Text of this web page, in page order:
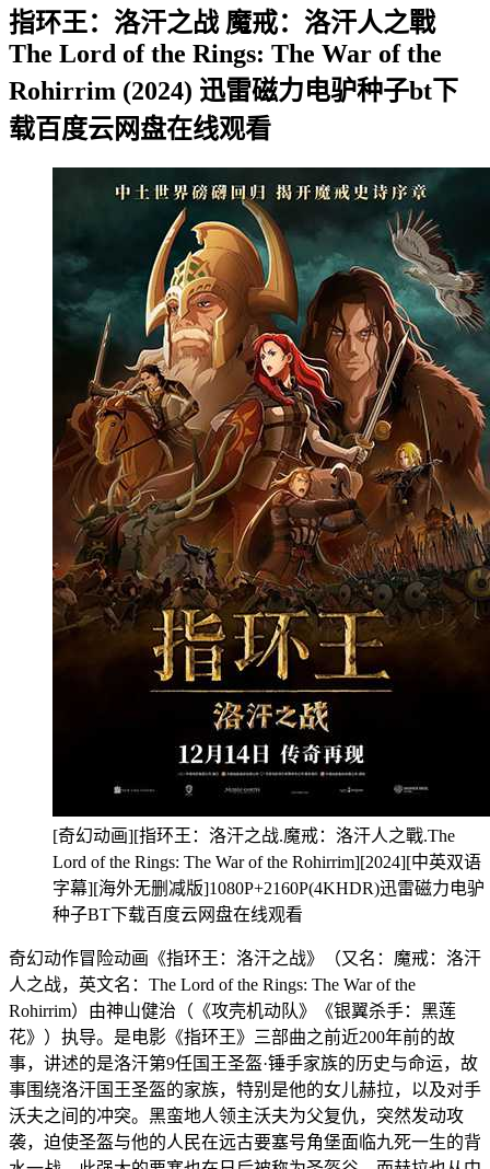
指环王：洛汗之战 魔戒：洛汗人之戰
The Lord of the Rings: The War of the
Rohirrim (2024) 迅雷磁力电驴种子bt下
载百度云网盘在线观看
[奇幻动画][指环王：洛汗之战.魔戒：洛汗人之戰.The
Lord of the Rings: The War of the Rohirrim][2024][中英双语
字幕][海外无删减版]1080P+2160P(4KHDR)迅雷磁力电驴
种子BT下载百度云网盘在线观看
奇幻动作冒险动画《指环王：洛汗之战》（又名：魔戒：洛汗
人之战，英文名：The Lord of the Rings: The War of the
Rohirrim）由神山健治（《攻壳机动队》《银翼杀手：黑莲
花》）执导。是电影《指环王》三部曲之前近200年前的故
事，讲述的是洛汗第9任国王圣盔·锤手家族的历史与命运，故
事围绕洛汗国王圣盔的家族，特别是他的女儿赫拉，以及对手
沃夫之间的冲突。黑蛮地人领主沃夫为父复仇，突然发动攻
袭，迫使圣盔与他的人民在远古要塞号角堡面临九死一生的背